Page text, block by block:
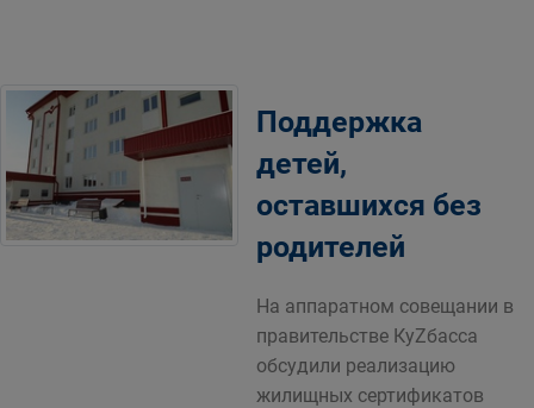
Поддержка
детей,
оставшихся без
родителей
На аппаратном совещании в
правительстве КуZбасса
обсудили реализацию
жилищных сертификатов